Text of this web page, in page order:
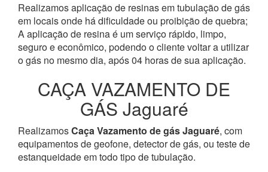
Realizamos aplicação de resinas em tubulação de gás
em locais onde há dificuldade ou proibição de quebra;
A aplicação de resina é um serviço rápido, limpo,
seguro e econômico, podendo o cliente voltar a utilizar
o gás no mesmo dia, após 04 horas de sua aplicação.
CAÇA VAZAMENTO DE
GÁS Jaguaré
RealizamosCaça Vazamento de gás Jaguaré, com
equipamentos de geofone, detector de gás, ou teste de
estanqueidade em todo tipo de tubulação.